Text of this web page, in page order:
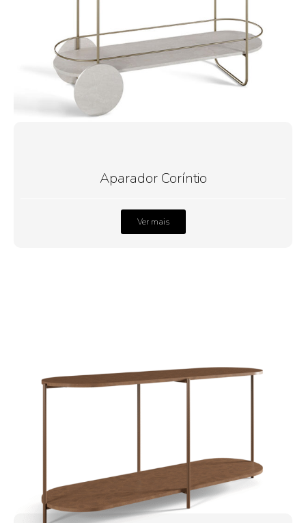
Aparador Coríntio
Ver mais